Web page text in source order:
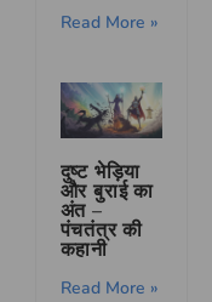
Read More »
दुष्ट भेड़िया
और बुराई का
अंत –
पंचतंत्र की
कहानी
Read More »